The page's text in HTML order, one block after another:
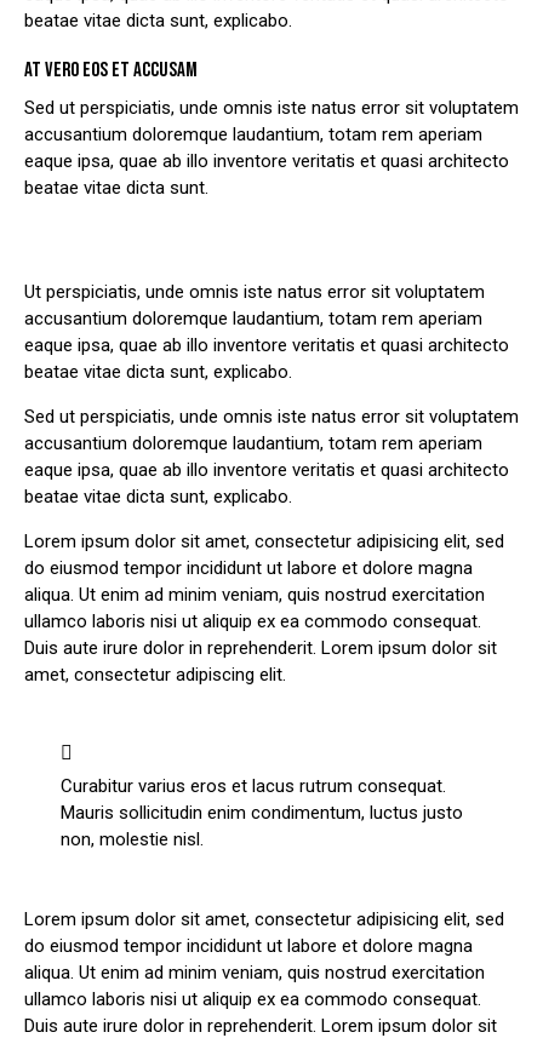
beatae vitae dicta sunt, explicabo.
AT VERO EOS ET ACCUSAM
Sed ut perspiciatis, unde omnis iste natus error sit voluptatem
accusantium doloremque laudantium, totam rem aperiam
eaque ipsa, quae ab illo inventore veritatis et quasi architecto
beatae vitae dicta sunt.
Ut perspiciatis, unde omnis iste natus error sit voluptatem
accusantium doloremque laudantium, totam rem aperiam
eaque ipsa, quae ab illo inventore veritatis et quasi architecto
beatae vitae dicta sunt, explicabo.
Sed ut perspiciatis, unde omnis iste natus error sit voluptatem
accusantium doloremque laudantium, totam rem aperiam
eaque ipsa, quae ab illo inventore veritatis et quasi architecto
beatae vitae dicta sunt, explicabo.
Lorem ipsum dolor sit amet, consectetur adipisicing elit, sed
do eiusmod tempor incididunt ut labore et dolore magna
aliqua. Ut enim ad minim veniam, quis nostrud exercitation
ullamco laboris nisi ut aliquip ex ea commodo consequat.
Duis aute irure dolor in reprehenderit. Lorem ipsum dolor sit
amet, consectetur adipiscing elit.
Curabitur varius eros et lacus rutrum consequat.
Mauris sollicitudin enim condimentum, luctus justo
non, molestie nisl.
Lorem ipsum dolor sit amet, consectetur adipisicing elit, sed
do eiusmod tempor incididunt ut labore et dolore magna
aliqua. Ut enim ad minim veniam, quis nostrud exercitation
ullamco laboris nisi ut aliquip ex ea commodo consequat.
Duis aute irure dolor in reprehenderit. Lorem ipsum dolor sit